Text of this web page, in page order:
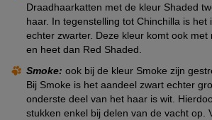
Draadhaarkatten met de kleur Shaded
haar. In tegenstelling tot Chinchilla is het
echter zwarter. Deze kleur komt ook met
en heet dan Red Shaded.
Smoke: ook bij de kleur Smoke zijn
Bij Smoke is het aandeel zwart echter
onderste deel van het haar is wit.
stukken enkel bij delen van de vacht op.